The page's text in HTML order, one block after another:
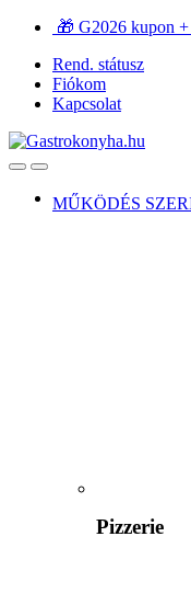
Ugrás
navigációhoz
Ugrás
tartalomra
🎁 G2026 kupon
Rend. státusz
Fiókom
Kapcsolat
OpenClose
MŰKÖDÉS
Pizzerie